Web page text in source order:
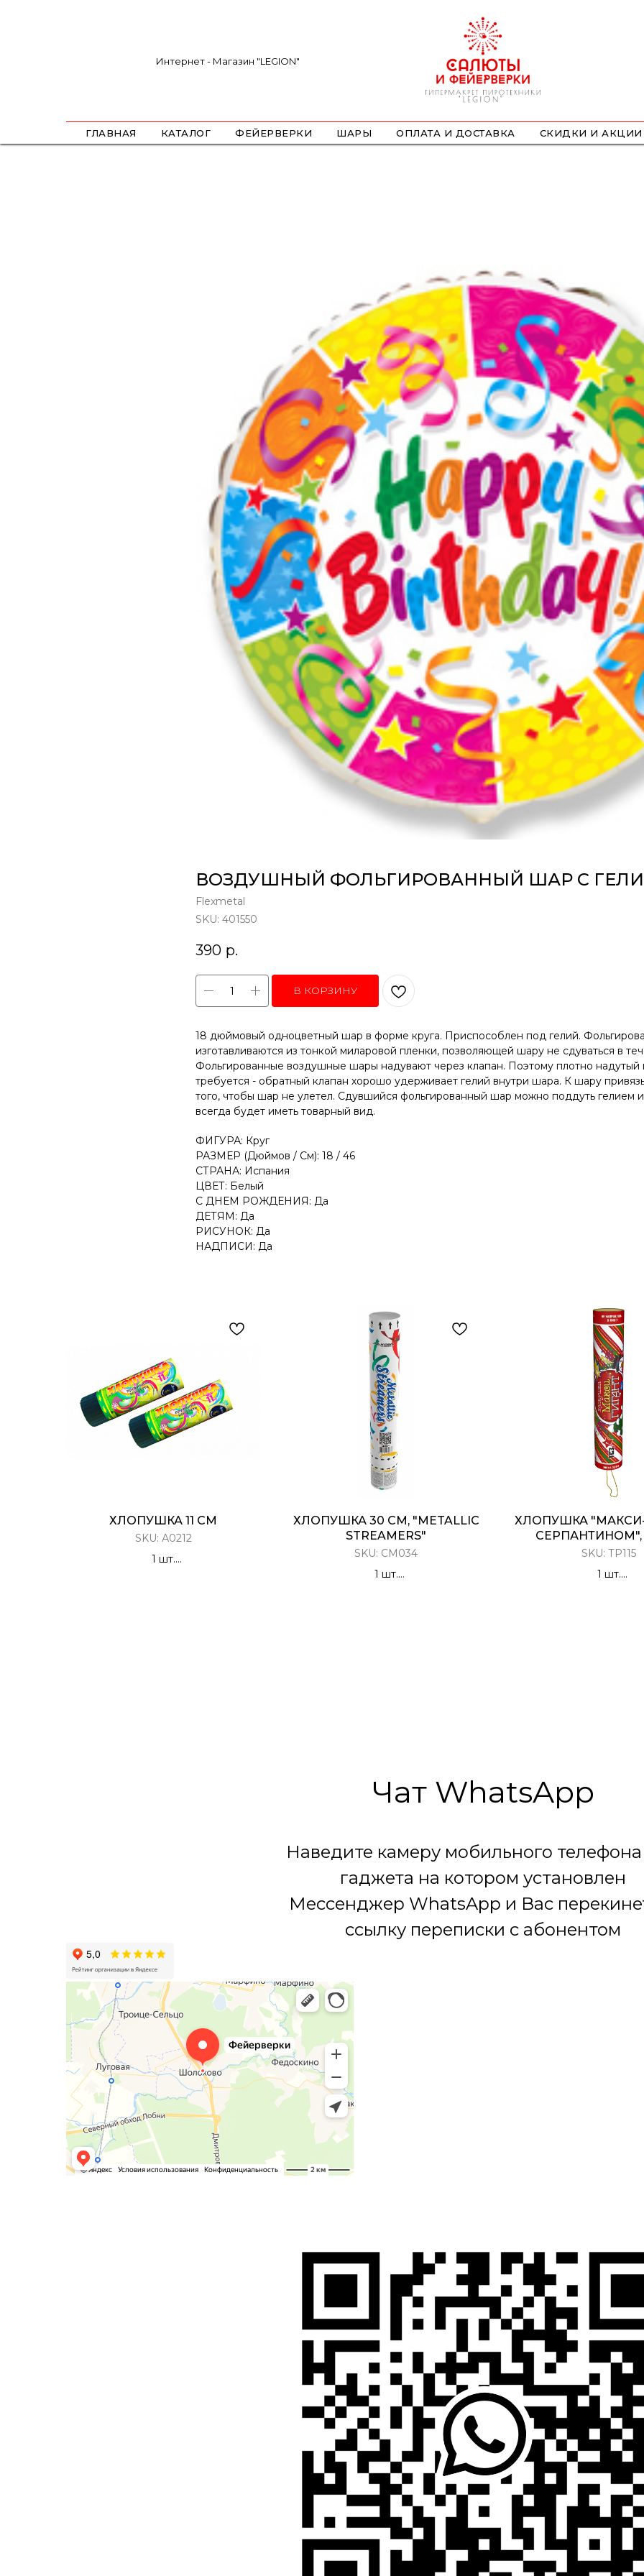
Интернет - Магазин "LEGION"
ГЛАВНАЯ КАТАЛОГ ФЕЙЕРВЕРКИ ШАРЫ ОПЛАТА И ДОСТАВКА СКИДКИ И АКЦИИ
ВОЗДУШНЫЙ ФОЛЬГИРОВАННЫЙ ШАР С
Flexmetal
SKU: 401550
390 р.
В КОРЗИНУ
18 дюймовый одноцветный шар в форме круга. Приспособлен под гелий.
изготавливаются из тонкой миларовой пленки, позволяющей шару не сдуваться в
Фольгированные воздушные шары надувают через клапан. Поэтому плотно надутый
требуется - обратный клапан хорошо удерживает гелий внутри шара. К шару
того, чтобы шар не улетел. Сдувшийся фольгированный шар можно поддуть гелием
всегда будет иметь товарный вид.
ФИГУРА: Круг
РАЗМЕР (Дюймов / См): 18 / 46
СТРАНА: Испания
ЦВЕТ: Белый
С ДНЕМ РОЖДЕНИЯ: Да
ДЕТЯМ: Да
РИСУНОК: Да
НАДПИСИ: Да
ХЛОПУШКА 11 СМ
SKU: А0212
1 шт.
ХЛОПУШКА 30 СМ, "METALLIC
STREAMERS"
SKU: CM034
1 шт.
ХЛОПУШКА "МАКСИ-
СЕРПАНТИНОМ",
SKU: ТР115
1 шт.
Чат WhatsApp
Наведите камеру мобильного
гаджета на котором установлен
Мессенджер WhatsApp и Вас
ссылку переписки с абонентом